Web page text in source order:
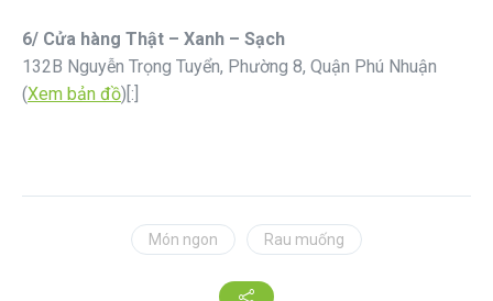
6/ Cửa hàng Thật – Xanh – Sạch
132B Nguyễn Trọng Tuyển, Phường 8, Quận Phú Nhuận
(Xem bản đồ)[:]
Món ngon Rau muống